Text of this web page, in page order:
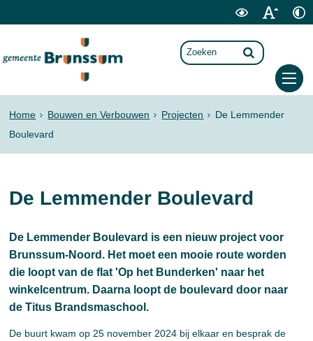
Home Bouwen en Verbouwen Projecten
De Lemmender
Boulevard
De Lemmender Boulevard
De Lemmender Boulevard is een nieuw project voor
Brunssum-Noord. Het moet een mooie route worden
die loopt van de flat 'Op het Bunderken' naar het
winkelcentrum. Daarna loopt de boulevard door naar
de Titus Brandsmaschool.
De buurt kwam op 25 november 2024 bij elkaar en besprak de